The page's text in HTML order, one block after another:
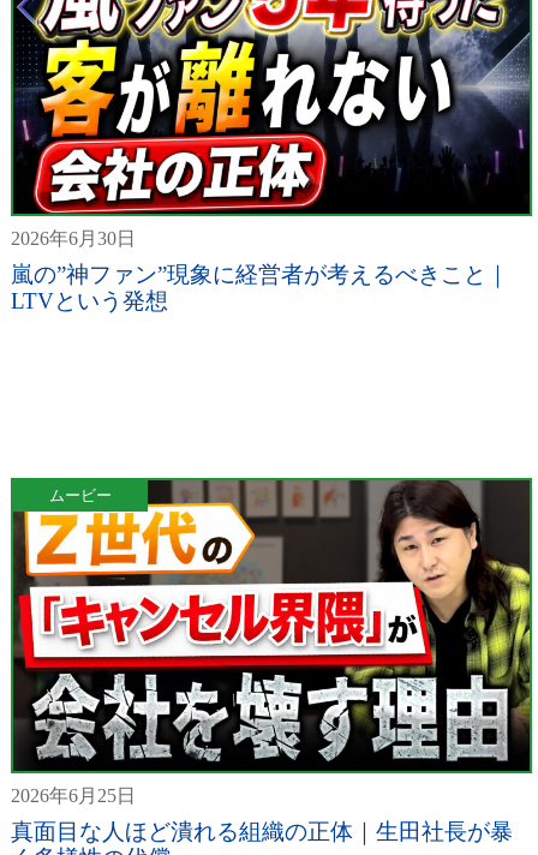
2026年6月30日
嵐の”神ファン”現象に経営者が考えるべきこと｜
LTVという発想
ムービー
2026年6月25日
真面目な人ほど潰れる組織の正体｜生田社長が暴